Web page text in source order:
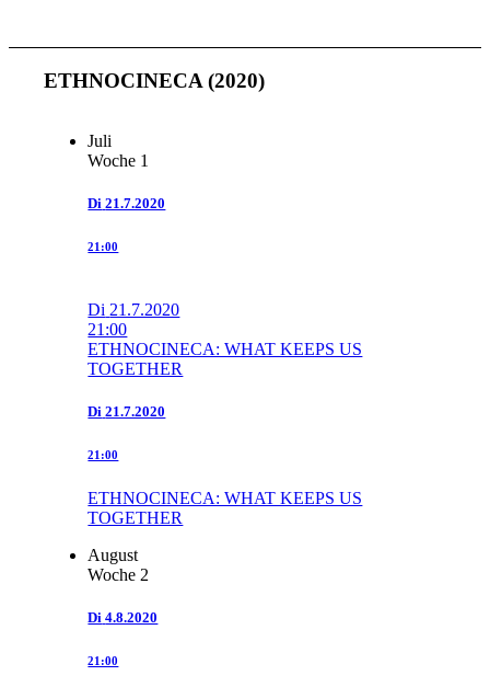
ETHNOCINECA (2020)
Juli
Woche 1
Di 21.7.2020
21:00
Di 21.7.2020
21:00
ETHNOCINECA: WHAT KEEPS US
TOGETHER
Di 21.7.2020
21:00
ETHNOCINECA: WHAT KEEPS US
TOGETHER
August
Woche 2
Di 4.8.2020
21:00